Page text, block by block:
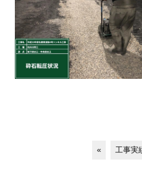
« 工事実